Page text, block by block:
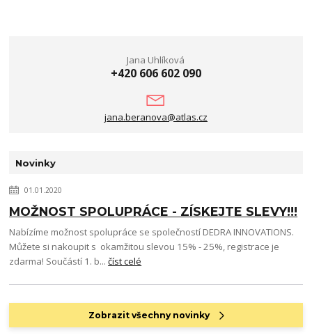
Jana Uhlíková
+420 606 602 090
jana.beranova@atlas.cz
Novinky
01.01.2020
MOŽNOST SPOLUPRÁCE - ZÍSKEJTE SLEVY!!!
Nabízíme možnost spolupráce se společností DEDRA INNOVATIONS.
Můžete si nakoupit s okamžitou slevou 15% - 25%, registrace je
zdarma! Součástí 1. b...číst celé
Zobrazit všechny novinky